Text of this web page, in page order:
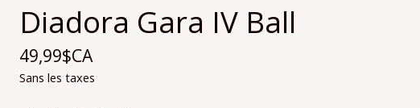
Diadora Gara IV Ball
49,99$CA
Sans les taxes